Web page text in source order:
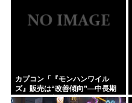
カプコン「『モンハンワイル
ズ』販売は“改善傾向”―中長期
でワールド超え目指す」